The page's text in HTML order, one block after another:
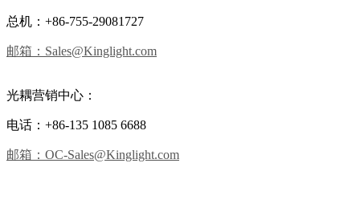
总机：+86-755-29081727
邮箱：Sales@Kinglight.com
光耦营销中心：
电话：+86-135 1085 6688
邮箱：OC-Sales@Kinglight.com